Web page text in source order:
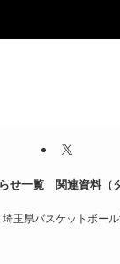
せ一覧 関連資料（
埼玉県バスケットボー